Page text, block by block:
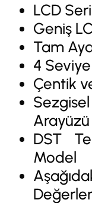
LCD
Geniş
Tam
4 Seviye
Çentik
Arayüzü
DST
Model